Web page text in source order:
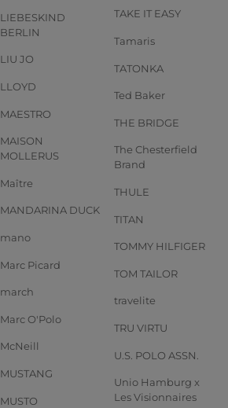
LIEBESKIND
BERLIN
LIU JO
LLOYD
MAESTRO
MAISON
MOLLERUS
Maître
MANDARINA DUCK
mano
Marc Picard
march
Marc O'Polo
McNeill
MUSTANG
MUSTO
TAKE IT EASY
Tamaris
TATONKA
Ted Baker
THE BRIDGE
The Chesterfield
Brand
THULE
TITAN
TOMMY HILFIGER
TOM TAILOR
travelite
TRU VIRTU
U.S. POLO ASSN.
Unio Hamburg x
Les Visionnaires